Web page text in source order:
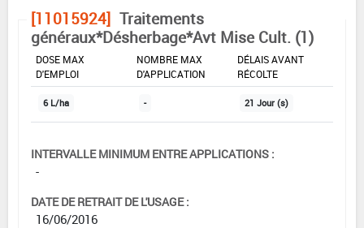
[11015924] Traitements
généraux*Désherbage*Avt Mise Cult. (1)
DOSE MAX
D'EMPLOI
NOMBRE MAX
D'APPLICATION
DÉLAIS AVANT
RÉCOLTE
6 L/ha - 21 Jour (s)
INTERVALLE MINIMUM ENTRE APPLICATIONS :
-
DATE DE RETRAIT DE L'USAGE :
16/06/2016